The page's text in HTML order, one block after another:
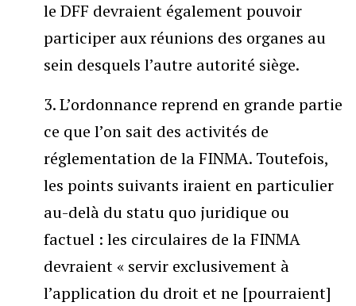
le DFF devraient également pouvoir
participer aux réunions des organes au
sein desquels l’autre autorité siège.
3. L’ordonnance reprend en grande partie
ce que l’on sait des activités de
réglementation de la FINMA. Toutefois,
les points suivants iraient en particulier
au-delà du statu quo juridique ou
factuel : les circulaires de la FINMA
devraient « servir exclusivement à
l’application du droit et ne [pourraient]